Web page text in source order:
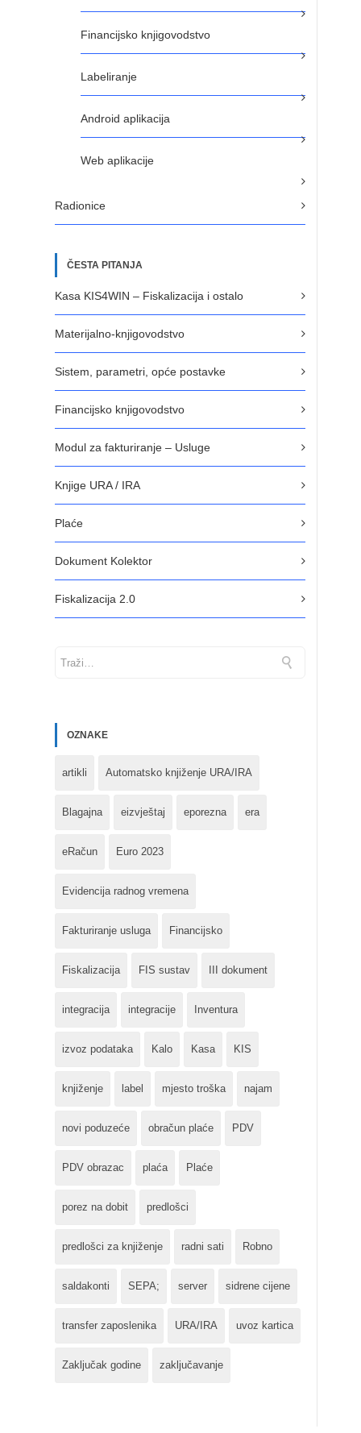
Financijsko knjigovodstvo
Labeliranje
Android aplikacija
Web aplikacije
Radionice
ČESTA PITANJA
Kasa KIS4WIN – Fiskalizacija i ostalo
Materijalno-knjigovodstvo
Sistem, parametri, opće postavke
Financijsko knjigovodstvo
Modul za fakturiranje – Usluge
Knjige URA / IRA
Plaće
Dokument Kolektor
Fiskalizacija 2.0
OZNAKE
artikli Automatsko knjiženje URA/IRA
Blagajna eizvještaj eporezna era
eRačun Euro 2023
Evidencija radnog vremena
Fakturiranje usluga Financijsko
Fiskalizacija FIS sustav III dokument
integracija integracije Inventura
izvoz podataka Kalo Kasa KIS
knjiženje label mjesto troška najam
novi poduzeće obračun plaće PDV
PDV obrazac plaća Plaće
porez na dobit predlošci
predlošci za knjiženje radni sati Robno
saldakonti SEPA; server sidrene cijene
transfer zaposlenika URA/IRA uvoz kartica
Zaključak godine zaključavanje